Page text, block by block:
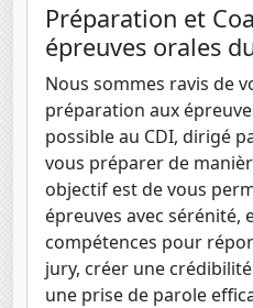
Préparation et
épreuves orales
Nous sommes ravis de
préparation aux
possible au CDI, dirigé
vous préparer de
objectif est de vous
épreuves avec sérénité,
compétences pour
jury, créer une
une prise de parole